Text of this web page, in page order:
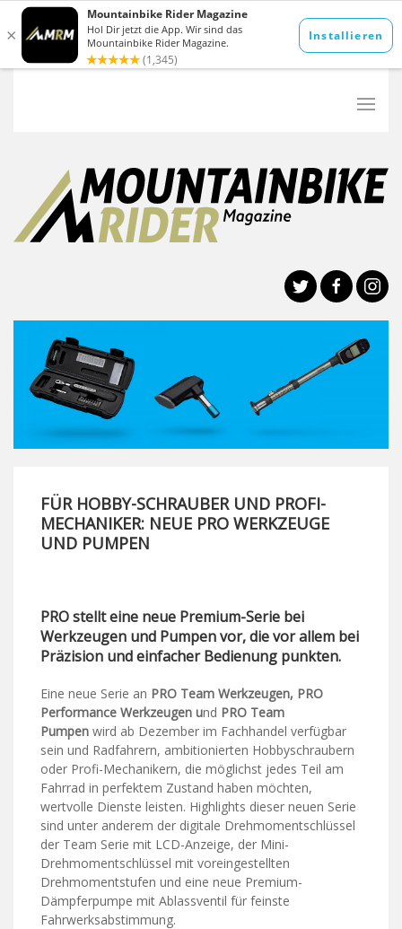
FÜR HOBBY-SCHRAUBER UND PROFI-
MECHANIKER: NEUE PRO WERKZEUGE
UND PUMPEN
PRO stellt eine neue Premium-Serie bei
Werkzeugen und Pumpen vor, die vor allem bei
Präzision und einfacher Bedienung punkten.
Eine neue Serie an PRO Team Werkzeugen, PRO
Performance Werkzeugen und PRO Team
Pumpen wird ab Dezember im Fachhandel verfügbar
sein und Radfahrern, ambitionierten Hobbyschraubern
oder Profi-Mechanikern, die möglichst jedes Teil am
Fahrrad in perfektem Zustand haben möchten,
wertvolle Dienste leisten. Highlights dieser neuen Serie
sind unter anderem der digitale Drehmomentschlüssel
der Team Serie mit LCD-Anzeige, der Mini-
Drehmomentschlüssel mit voreingestellten
Drehmomentstufen und eine neue Premium-
Dämpferpumpe mit Ablassventil für feinste
Fahrwerksabstimmung.